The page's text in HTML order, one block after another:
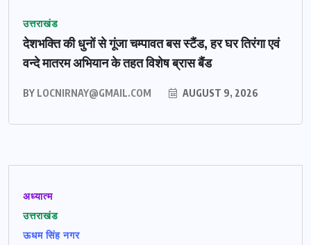
उत्तराखंड
देशभक्ति की धुनों से गूंजा चम्पावत बस स्टैंड, हर घर तिरंगा एवं
वन्दे मातरम अभियान के तहत विशेष ब्रास बैंड
BY LOCNIRNAY@GMAIL.COM AUGUST 9, 2026
अध्यात्म
उत्तराखंड
ऊधम सिंह नगर